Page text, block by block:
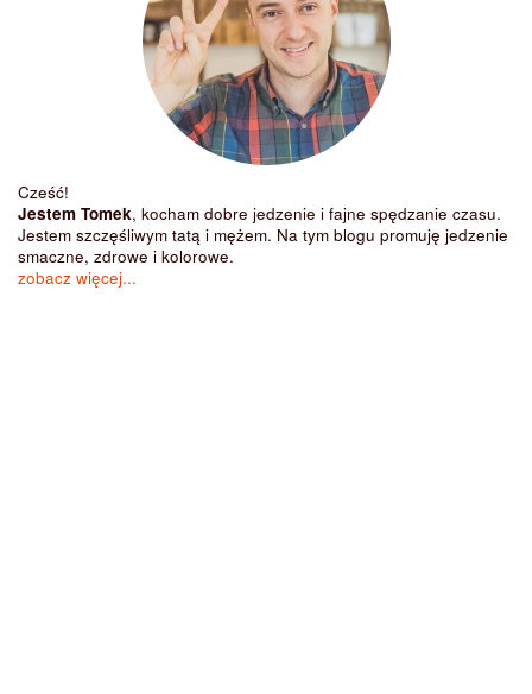
Cześć!
Jestem Tomek, kocham dobre jedzenie i fajne spędzanie czasu.
Jestem szczęśliwym tatą i mężem. Na tym blogu promuję jedzenie
smaczne, zdrowe i kolorowe.
zobacz więcej...